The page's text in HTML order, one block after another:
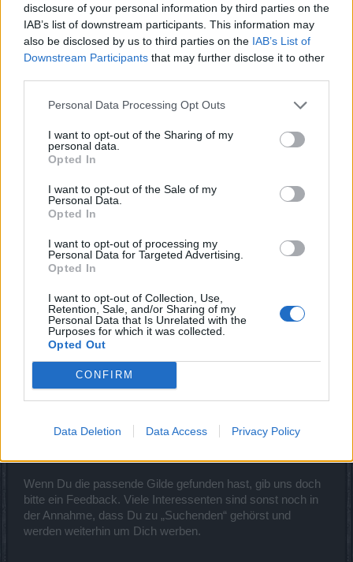
disclosure of your personal information by third parties on the
IAB’s list of downstream participants. This information may
also be disclosed by us to third parties on the IAB’s List of
Downstream Participants that may further disclose it to other
Personal Data Processing Opt Outs
I want to opt-out of the Sharing of my
personal data.
Opted In
I want to opt-out of the Sale of my
Personal Data.
Opted In
I want to opt-out of processing my
Personal Data for Targeted Advertising.
Opted In
I want to opt-out of Collection, Use,
Retention, Sale, and/or Sharing of my
Personal Data that Is Unrelated with the
Purposes for which it was collected.
Opted Out
CONFIRM
Data Deletion Data Access Privacy Policy
Nachdem immer wieder die gleichen Fragen auftauchen,
möchten wir Dir hier eine kleine Hilfestellung geben wie Du
Dichvorstellen kannst.
Natürlich kannst Du auch gerne in denGildenvorstellungen
beinhalten sollte:
- Überschrift Angabe des Servers zB. *Suche Gilde auf
Heredur*
- Server?
- Gespielte Klasse?
- Level?
- Onlinezeiten (morgens, mittags, abends)?
- Orientierung auf das PVP und/oder PVE?
- TS3 bzw. Skype vorhanden?
- Was erwartest Du von einer Gilde?
kannst du betreten?
passenden Gilde angeschrieben
Wenn Du die passende Gilde gefunden hast, gib uns doch
bitte ein Feedback. Viele Interessenten sind sonst noch in
der Annahme, dass Du zu „Suchenden“ gehörst und
werden weiterhin um Dich werben.